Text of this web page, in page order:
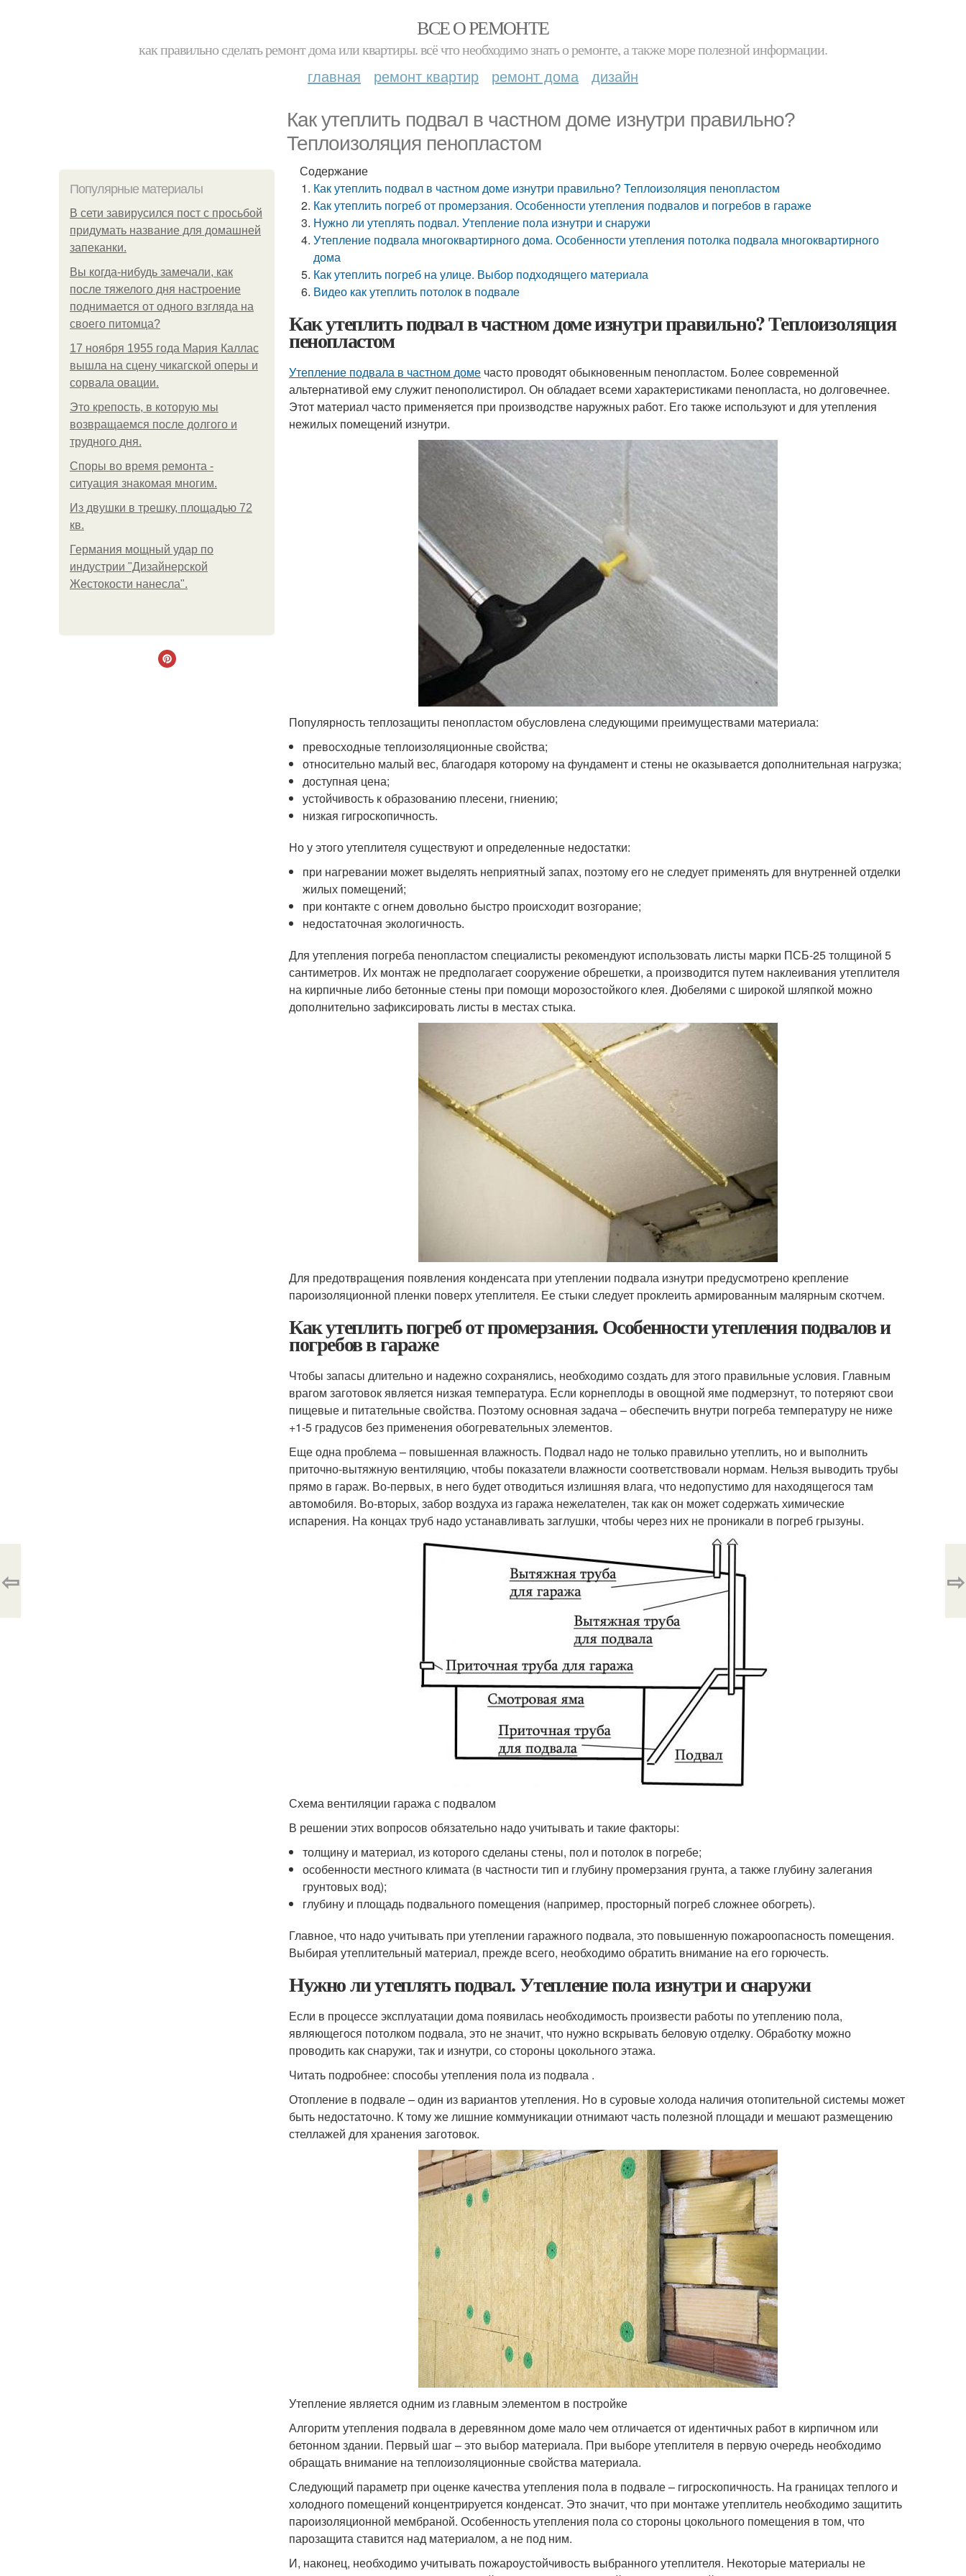
ВСЕ О РЕМОНТЕ
как правильно сделать ремонт дома или квартиры. всё что необходимо знать о ремонте, а также море полезной информации.
главная ремонт квартир ремонт дома дизайн
Как утеплить подвал в частном доме изнутри правильно?
Теплоизоляция пенопластом
Популярные материалы
В сети завирусился пост с просьбой
придумать название для домашней
запеканки.
Вы когда-нибудь замечали, как
после тяжелого дня настроение
поднимается от одного взгляда на
своего питомца?
17 ноября 1955 года Мария Каллас
вышла на сцену чикагской оперы и
сорвала овации.
Это крепость, в которую мы
возвращаемся после долгого и
трудного дня.
Споры во время ремонта -
ситуация знакомая многим.
Из двушки в трешку, площадью 72
кв.
Германия мощный удар по
индустрии "Дизайнерской
Жестокости нанесла".
Содержание
Как утеплить подвал в частном доме изнутри правильно? Теплоизоляция пенопластом
Как утеплить погреб от промерзания. Особенности утепления подвалов и погребов в гараже
Нужно ли утеплять подвал. Утепление пола изнутри и снаружи
Утепление подвала многоквартирного дома. Особенности утепления потолка подвала многоквартирного
дома
Как утеплить погреб на улице. Выбор подходящего материала
Видео как утеплить потолок в подвале
Как утеплить подвал в частном доме изнутри правильно? Теплоизоляция
пенопластом
Утепление подвала в частном доме часто проводят обыкновенным пенопластом. Более современной
альтернативой ему служит пенополистирол. Он обладает всеми характеристиками пенопласта, но долговечнее.
Этот материал часто применяется при производстве наружных работ. Его также используют и для утепления
нежилых помещений изнутри.
Популярность теплозащиты пенопластом обусловлена следующими преимуществами материала:
превосходные теплоизоляционные свойства;
относительно малый вес, благодаря которому на фундамент и стены не оказывается дополнительная нагрузка;
доступная цена;
устойчивость к образованию плесени, гниению;
низкая гигроскопичность.
Но у этого утеплителя существуют и определенные недостатки:
при нагревании может выделять неприятный запах, поэтому его не следует применять для внутренней отделки
жилых помещений;
при контакте с огнем довольно быстро происходит возгорание;
недостаточная экологичность.
Для утепления погреба пенопластом специалисты рекомендуют использовать листы марки ПСБ-25 толщиной 5
сантиметров. Их монтаж не предполагает сооружение обрешетки, а производится путем наклеивания утеплителя
на кирпичные либо бетонные стены при помощи морозостойкого клея. Дюбелями с широкой шляпкой можно
дополнительно зафиксировать листы в местах стыка.
Для предотвращения появления конденсата при утеплении подвала изнутри предусмотрено крепление
пароизоляционной пленки поверх утеплителя. Ее стыки следует проклеить армированным малярным скотчем.
Как утеплить погреб от промерзания. Особенности утепления подвалов и
погребов в гараже
Чтобы запасы длительно и надежно сохранялись, необходимо создать для этого правильные условия. Главным
врагом заготовок является низкая температура. Если корнеплоды в овощной яме подмерзнут, то потеряют свои
пищевые и питательные свойства. Поэтому основная задача – обеспечить внутри погреба температуру не ниже
+1-5 градусов без применения обогревательных элементов.
Еще одна проблема – повышенная влажность. Подвал надо не только правильно утеплить, но и выполнить
приточно-вытяжную вентиляцию, чтобы показатели влажности соответствовали нормам. Нельзя выводить трубы
прямо в гараж. Во-первых, в него будет отводиться излишняя влага, что недопустимо для находящегося там
автомобиля. Во-вторых, забор воздуха из гаража нежелателен, так как он может содержать химические
испарения. На концах труб надо устанавливать заглушки, чтобы через них не проникали в погреб грызуны.
Схема вентиляции гаража с подвалом
В решении этих вопросов обязательно надо учитывать и такие факторы:
толщину и материал, из которого сделаны стены, пол и потолок в погребе;
особенности местного климата (в частности тип и глубину промерзания грунта, а также глубину залегания
грунтовых вод);
глубину и площадь подвального помещения (например, просторный погреб сложнее обогреть).
Главное, что надо учитывать при утеплении гаражного подвала, это повышенную пожароопасность помещения.
Выбирая утеплительный материал, прежде всего, необходимо обратить внимание на его горючесть.
Нужно ли утеплять подвал. Утепление пола изнутри и снаружи
Если в процессе эксплуатации дома появилась необходимость произвести работы по утеплению пола,
являющегося потолком подвала, это не значит, что нужно вскрывать беловую отделку. Обработку можно
проводить как снаружи, так и изнутри, со стороны цокольного этажа.
Читать подробнее: способы утепления пола из подвала .
Отопление в подвале – один из вариантов утепления. Но в суровые холода наличия отопительной системы может
быть недостаточно. К тому же лишние коммуникации отнимают часть полезной площади и мешают размещению
стеллажей для хранения заготовок.
Утепление является одним из главным элементом в постройке
Алгоритм утепления подвала в деревянном доме мало чем отличается от идентичных работ в кирпичном или
бетонном здании. Первый шаг – это выбор материала. При выборе утеплителя в первую очередь необходимо
обращать внимание на теплоизоляционные свойства материала.
Следующий параметр при оценке качества утепления пола в подвале – гигроскопичность. На границах теплого и
холодного помещений концентрируется конденсат. Это значит, что при монтаже утеплитель необходимо защитить
пароизоляционной мембраной. Особенность утепления пола со стороны цокольного помещения в том, что
парозащита ставится над материалом, а не под ним.
И, наконец, необходимо учитывать пожароустойчивость выбранного утеплителя. Некоторые материалы не
⇦ ⇨